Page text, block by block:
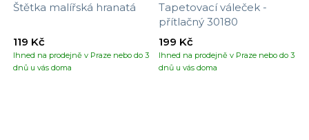
Štětka malířská hranatá
Ihned na prodejně v Praze nebo do 3
dnů u vás doma
119 Kč
Tapetovací váleček -
přítlačný 30180
Ihned na prodejně v Praze nebo do 3
dnů u vás doma
199 Kč